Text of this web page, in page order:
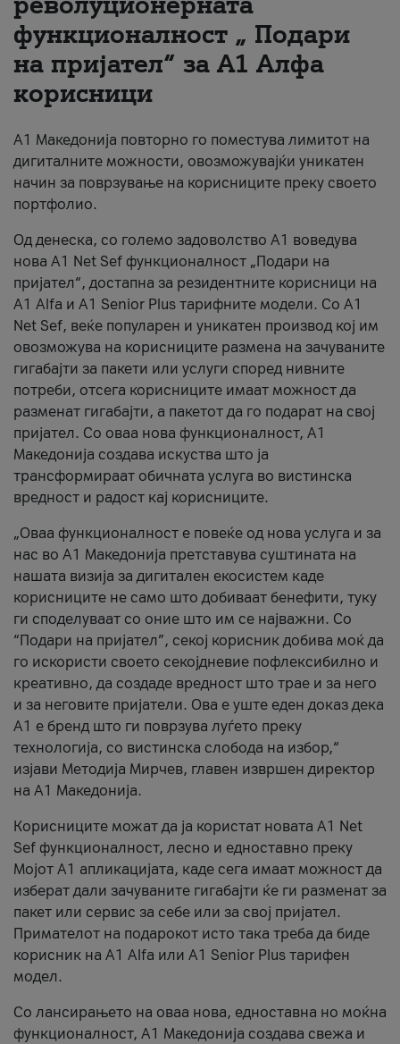
За нас
#ПодобарОнлајн
функционалност „ Подари
на пријател“ за А1 Алфа
корисници
А1 Македонија повторно го поместува лимитот на
дигиталните можности, овозможувајќи уникатен
начин за поврзување на корисниците преку своето
портфолио.
Од денеска, со големо задоволство А1 воведува
нова A1 Net Sef функционалност „Подари на
пријател“, достапна за резидентните корисници на
А1 Alfa и A1 Senior Plus тарифните модели. Со A1
Net Sef, веќе популарен и уникатен производ кој им
овозможува на корисниците размена на зачуваните
гигабајти за пакети или услуги според нивните
потреби, отсега корисниците имаат можност да
разменат гигабајти, а пакетот да го подарат на свој
пријател. Со оваа нова функционалност, А1
Македонија создава искуства што ја
трансформираат обичната услуга во вистинска
вредност и радост кај корисниците.
„Оваа функционалност е повеќе од нова услуга и за
нас во А1 Македонија претставува суштината на
нашата визија за дигитален екосистем каде
корисниците не само што добиваат бенефити, туку
ги споделуваат со оние што им се најважни. Со
“Подари на пријател”, секој корисник добива моќ да
го искористи своето секојдневие пофлексибилно и
креативно, да создаде вредност што трае и за него
и за неговите пријатели. Ова е уште еден доказ дека
А1 е бренд што ги поврзува луѓето преку
технологија, со вистинска слобода на избор,“
изјави Методија Мирчев, главен извршен директор
на А1 Македонија.
Корисниците можат да ја користат новата А1 Net
Sef функционалност, лесно и едноставно преку
Мојот А1 апликацијата, каде сега имаат можност да
изберат дали зачуваните гигабајти ќе ги разменат за
пакет или сервис за себе или за свој пријател.
Примателот на подарокот исто така треба да биде
корисник на А1 Alfa или A1 Senior Plus тарифен
модел.
Со лансирањето на оваа нова, едноставна но моќна
функционалност, А1 Македонија создава свежа и